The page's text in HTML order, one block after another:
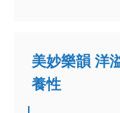
美妙樂韻 洋
養性